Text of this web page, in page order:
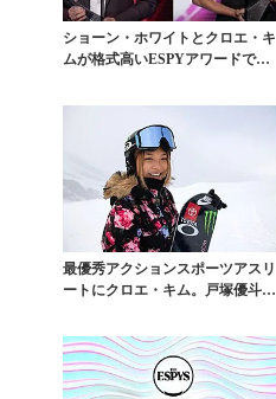
ショーン・ホワイトとクロエ・キ
ムが格式高いESPYアワードで栄
最優秀アクションスポーツアスリ
ートにクロエ・キム。戸塚優斗は